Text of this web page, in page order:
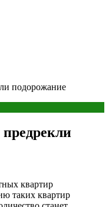
подорожание
квартир
таких квартир